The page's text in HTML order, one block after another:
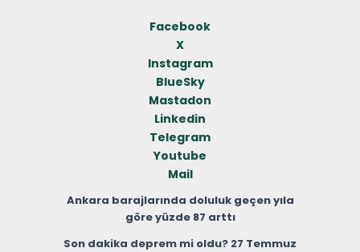
Facebook
X
Instagram
BlueSky
Mastadon
Linkedin
Telegram
Youtube
Mail
Ankara barajlarında doluluk geçen yıla
göre yüzde 87 arttı
Son dakika deprem mi oldu? 27 Temmuz